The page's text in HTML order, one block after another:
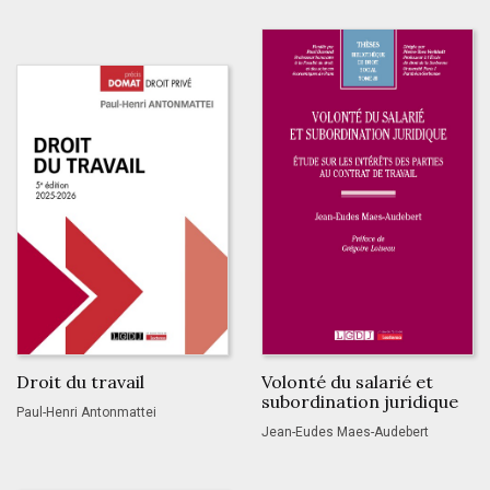
Droit du travail
Paul-Henri Antonmattei
Volonté du salarié et
subordination juridique
Jean-Eudes Maes-Audebert